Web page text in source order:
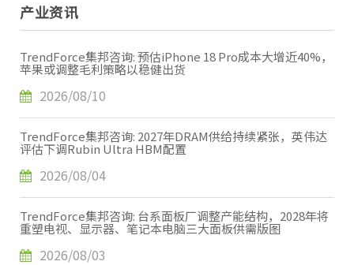
产业资讯
TrendForce集邦咨询: 预估iPhone 18 Pro成本大增近40%，
苹果或调整毛利策略以稳健出货
2026/08/10
TrendForce集邦咨询: 2027年DRAM供给持续紧张，英伟达
评估下调Rubin Ultra HBM配置
2026/08/04
TrendForce集邦咨询: 台系面板厂调整产能结构，2028年将
重塑电视、显示器、笔记本电脑三大面板供需版图
2026/08/03